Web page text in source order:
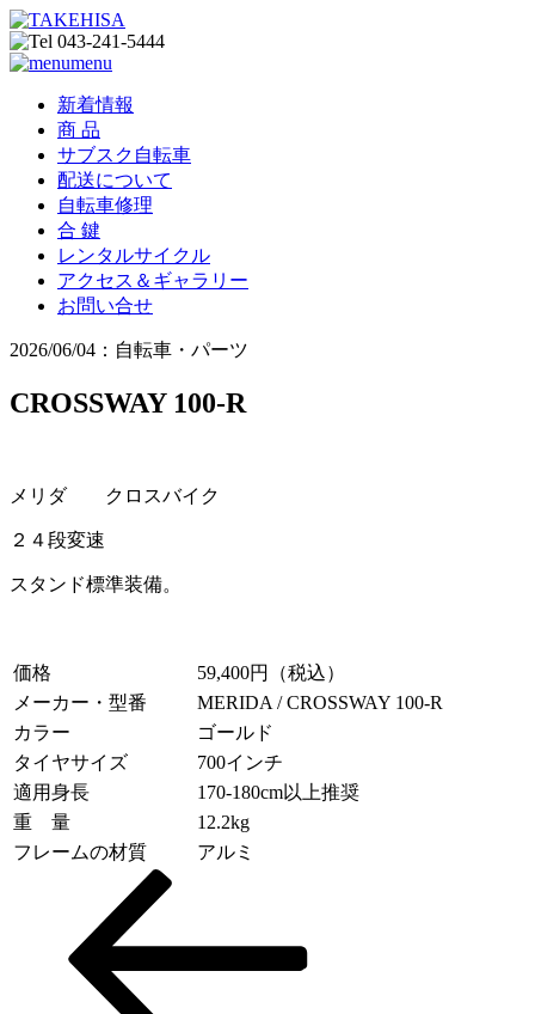
menu
新着情報
商 品
サブスク自転車
配送について
自転車修理
合 鍵
レンタルサイクル
アクセス＆ギャラリー
お問い合せ
2026/06/04：自転車・パーツ
CROSSWAY 100-R
メリダ クロスバイク
２４段変速
スタンド標準装備。
価格
59,400円（税込）
メーカー・型番
MERIDA / CROSSWAY 100-R
カラー
ゴールド
タイヤサイズ
700インチ
適用身長
170-180cm以上推奨
重 量
12.2kg
フレームの材質
アルミ